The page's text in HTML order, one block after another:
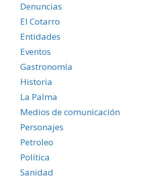
Denuncias
El Cotarro
Entidades
Eventos
Gastronomía
Historia
La Palma
Medios de comunicación
Personajes
Petroleo
Política
Sanidad